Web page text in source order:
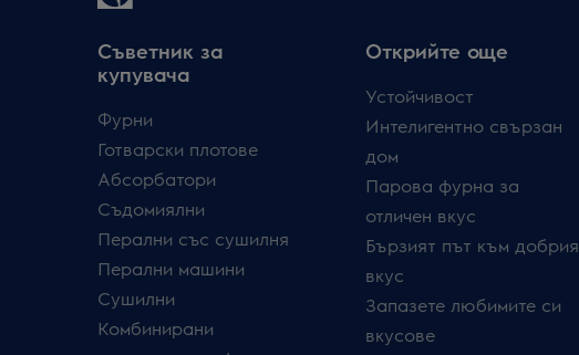
Съветник за
купувача
Фурни
Готварски плотове
Абсорбатори
Съдомиялни
Перални със сушилня
Перални машини
Сушилни
Комбинирани
Открийте още
Устойчивост
Интелигентно свързан
дом
Парова фурна за
отличен вкус
Бързият път към добрия
вкус
Запазете любимите си
вкусове